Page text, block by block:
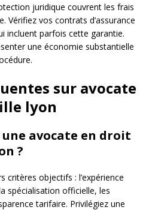
juridique couvrent les frais
Vérifiez vos contrats d’assurance
incluent parfois cette garantie.
une économie substantielle
sur avocate
lyon
avocate en droit
?
critères objectifs : l’expérience
spécialisation officielle, les
tarifaire. Privilégiez une